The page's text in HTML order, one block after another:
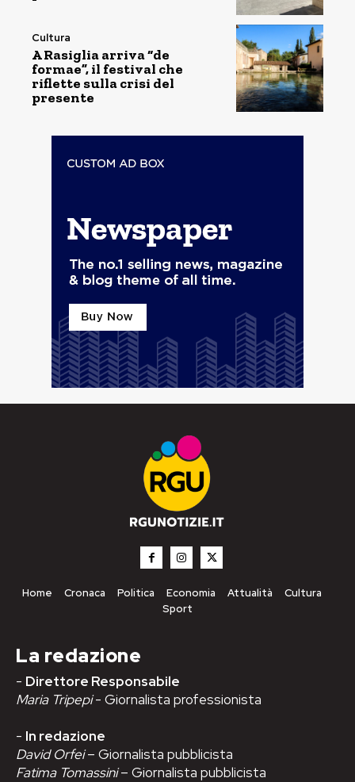
Cultura
A Rasiglia arriva “de
formae”, il festival che
riflette sulla crisi del
presente
Home Cronaca Politica Economia Attualità
Cultura
Sport
La redazione
- Direttore Responsabile
Maria Tripepi- Giornalista professionista
- In redazione
David Orfei– Giornalista pubblicista
Fatima Tomassini– Giornalista pubblicista